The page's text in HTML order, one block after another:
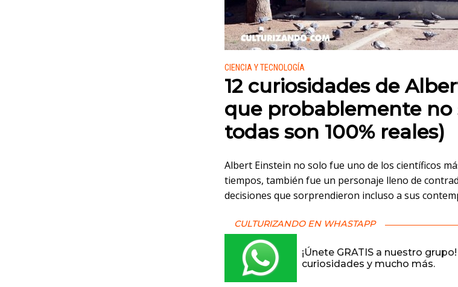
Publicado en:
CIENCIA Y TECNOLOGÍA
12 curiosidades de
que probablemente no
todas son 100% reales)
Albert Einstein no solo fue uno de los científicos
tiempos, también fue un personaje lleno de
decisiones que sorprendieron incluso a sus
CULTURIZANDO EN WHASTAPP
¡Únete GRATIS a nuestro
curiosidades y mucho más.